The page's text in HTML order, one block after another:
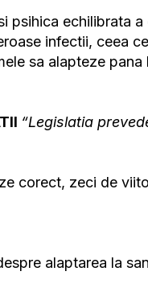
psihica echilibrata
infectii, ceea
sa alapteze
“Legislatia
corect, zeci de
alaptarea la